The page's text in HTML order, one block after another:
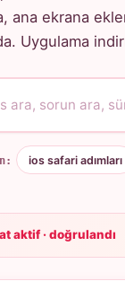
ana ekrana
Uygulama
ios safari adımları
aktif · doğrulandı